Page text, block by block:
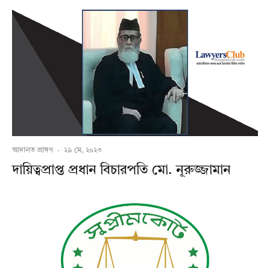
আদালত প্রাঙ্গণ · ২৯ মে, ২০২৩
দায়িত্বপ্রাপ্ত প্রধান বিচারপতি মো. নূরুজ্জামান